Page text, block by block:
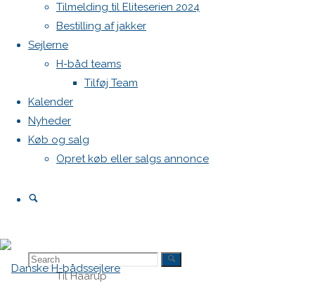
Tilmelding til Eliteserien 2024
Bestilling af jakker
Sejlerne
H-båd teams
Tilføj Team
Kalender
Nyheder
Køb og salg
Opret køb eller salgs annonce
Search Search
sejle
H-
ligastævne
i
16.
juni….
Til Haarup